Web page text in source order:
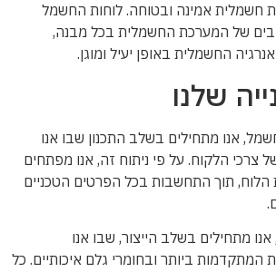
חשמלית אמינה ובטוחה. לוחות החשמל
של המערכת החשמלית בכל מבנה,
החשמלית באופן יעיל ומוגן.
שלנו
אנו מתחילים בשלב התכנון שבו אנו
צרכי הלקוח. על פי ניתוח זה, אנו מפתחים
הלוח, תוך התחשבות בכל הפרטים הטכניים
מתחילים בשלב הייצור, שבו אנו
המתקדמות ביותר ובחומרי גלם איכותיים. כל